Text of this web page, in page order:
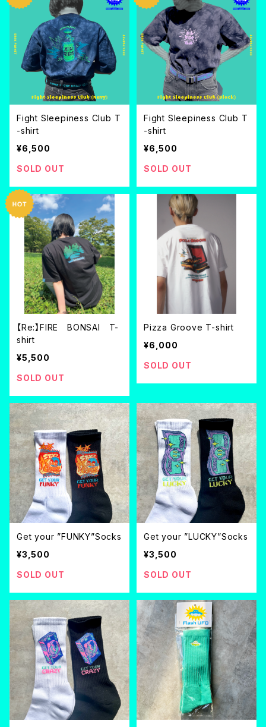
Fight Sleepiness Club T
-shirt
¥6,500
SOLD OUT
Fight Sleepiness Club T
-shirt
¥6,500
SOLD OUT
【Re:】FIRE BONSAI T-
shirt
¥5,500
SOLD OUT
Pizza Groove T-shirt
¥6,000
SOLD OUT
Get your ”FUNKY”Socks
¥3,500
SOLD OUT
Get your ”LUCKY”Socks
¥3,500
SOLD OUT